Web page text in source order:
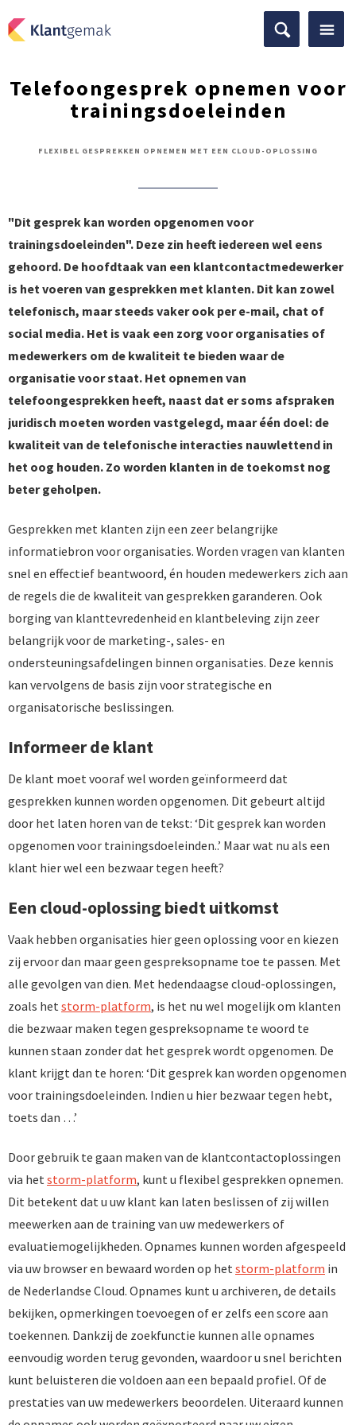
Telefoongesprek opnemen voor
trainingsdoeleinden
FLEXIBEL GESPREKKEN OPNEMEN MET EEN CLOUD-OPLOSSING
"Dit gesprek kan worden opgenomen voor
trainingsdoeleinden". Deze zin heeft iedereen wel eens
gehoord. De hoofdtaak van een klantcontactmedewerker
is het voeren van gesprekken met klanten. Dit kan zowel
telefonisch, maar steeds vaker ook per e-mail, chat of
social media. Het is vaak een zorg voor organisaties of
medewerkers om de kwaliteit te bieden waar de
organisatie voor staat. Het opnemen van
telefoongesprekken heeft, naast dat er soms afspraken
juridisch moeten worden vastgelegd, maar één doel: de
kwaliteit van de telefonische interacties nauwlettend in
het oog houden. Zo worden klanten in de toekomst nog
beter geholpen.
Gesprekken met klanten zijn een zeer belangrijke
informatiebron voor organisaties. Worden vragen van klanten
snel en effectief beantwoord, én houden medewerkers zich aan
de regels die de kwaliteit van gesprekken garanderen. Ook
borging van klanttevredenheid en klantbeleving zijn zeer
belangrijk voor de marketing-, sales- en
ondersteuningsafdelingen binnen organisaties. Deze kennis
kan vervolgens de basis zijn voor strategische en
organisatorische beslissingen.
Informeer de klant
De klant moet vooraf wel worden geïnformeerd dat
gesprekken kunnen worden opgenomen. Dit gebeurt altijd
door het laten horen van de tekst: ‘Dit gesprek kan worden
opgenomen voor trainingsdoeleinden..’ Maar wat nu als een
klant hier wel een bezwaar tegen heeft?
Een cloud-oplossing biedt uitkomst
Vaak hebben organisaties hier geen oplossing voor en kiezen
zij ervoor dan maar geen gespreksopname toe te passen. Met
alle gevolgen van dien. Met hedendaagse cloud-oplossingen,
zoals hetstorm-platform, is het nu wel mogelijk om klanten
die bezwaar maken tegen gespreksopname te woord te
kunnen staan zonder dat het gesprek wordt opgenomen. De
klant krijgt dan te horen: ‘Dit gesprek kan worden opgenomen
voor trainingsdoeleinden. Indien u hier bezwaar tegen hebt,
toets dan …’
Door gebruik te gaan maken van de klantcontactoplossingen
via hetstorm-platform, kunt u flexibel gesprekken opnemen.
Dit betekent dat u uw klant kan laten beslissen of zij willen
meewerken aan de training van uw medewerkers of
evaluatiemogelijkheden. Opnames kunnen worden afgespeeld
via uw browser en bewaard worden op hetstorm-platform in
de Nederlandse Cloud. Opnames kunt u archiveren, de details
bekijken, opmerkingen toevoegen of er zelfs een score aan
toekennen. Dankzij de zoekfunctie kunnen alle opnames
eenvoudig worden terug gevonden, waardoor u snel berichten
kunt beluisteren die voldoen aan een bepaald profiel. Of de
prestaties van uw medewerkers beoordelen. Uiteraard kunnen